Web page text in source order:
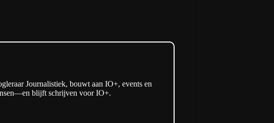
Journalistiek, bouwt aan IO+, events en
blijft schrijven voor IO+.